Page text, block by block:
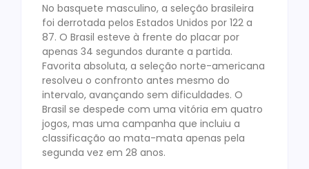
No basquete masculino, a seleção brasileira
foi derrotada pelos Estados Unidos por 122 a
87. O Brasil esteve à frente do placar por
apenas 34 segundos durante a partida.
Favorita absoluta, a seleção norte-americana
resolveu o confronto antes mesmo do
intervalo, avançando sem dificuldades. O
Brasil se despede com uma vitória em quatro
jogos, mas uma campanha que incluiu a
classificação ao mata-mata apenas pela
segunda vez em 28 anos.